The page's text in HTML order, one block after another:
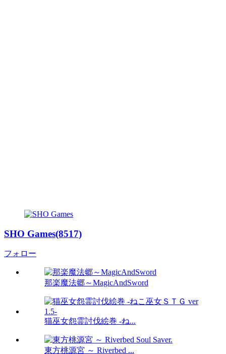
SHO Games(8517)
フォロー
那楽魔法郷～MagicAndSword
猫巫女怨霊討伐絵巻 -ね...
東方桃源宮 ～ Riverbed ...